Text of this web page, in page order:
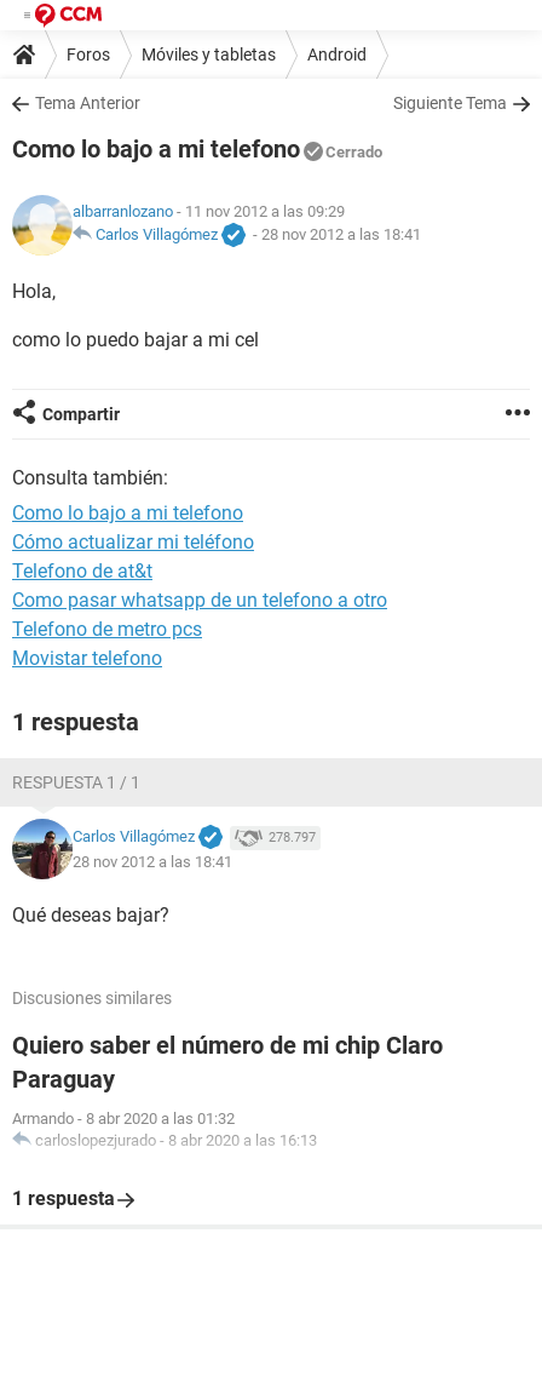
Foros Móviles y tabletas Android
Tema Anterior Siguiente Tema
Como lo bajo a mi telefono Cerrado
albarranlozano - 11 nov 2012 a las 09:29
Carlos Villagómez
- 28 nov 2012 a las 18:41
Hola,
como lo puedo bajar a mi cel
Compartir
Consulta también:
Como lo bajo a mi telefono
Cómo actualizar mi teléfono
Telefono de at&t
Como pasar whatsapp de un telefono a otro
Telefono de metro pcs
Movistar telefono
1 respuesta
RESPUESTA 1 / 1
Carlos Villagómez 278.797
28 nov 2012 a las 18:41
Qué deseas bajar?
Discusiones similares
Quiero saber el número de mi chip Claro
Paraguay
Armando - 8 abr 2020 a las 01:32
carloslopezjurado - 8 abr 2020 a las 16:13
1 respuesta